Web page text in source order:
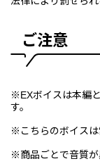
ご注意
※EXボイスは本編
す。
※こちらのボイスは
※商品ごとで音質が